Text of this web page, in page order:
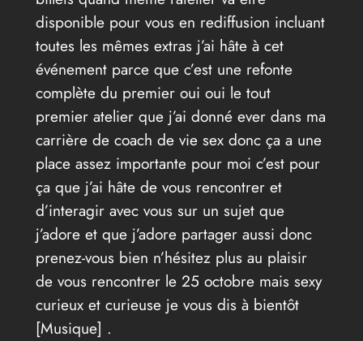
disponible pour vous en rediffusion incluant
toutes les mêmes extras j’ai hâte à cet
événement parce que c’est une refonte
complète du premier oui oui le tout
premier atelier que j’ai donné ever dans ma
carrière de coach de vie sex donc ça a une
place assez importante pour moi c’est pour
ça que j’ai hâte de vous rencontrer et
d’interagir avec vous sur un sujet que
j’adore et que j’adore partager aussi donc
prenez-vous bien n’hésitez plus au plaisir
de vous rencontrer le 25 octobre mais sexy
curieux et curieuse je vous dis à bientôt
[Musique] .